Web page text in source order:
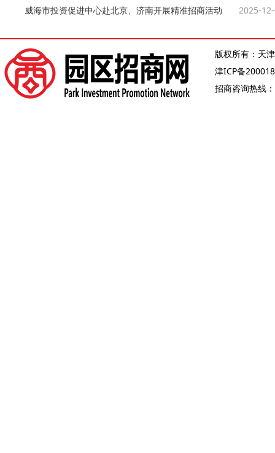
威海市投资促进中心赴北京、济南开展精准招商活动
2025-
版权所有：天
津ICP备
招商咨询热线：